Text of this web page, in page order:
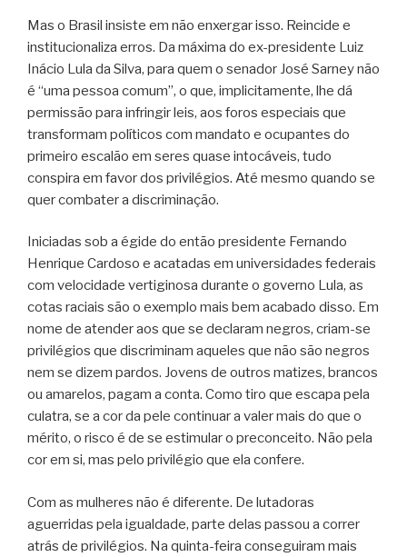
Mas o Brasil insiste em não enxergar isso. Reincide e
institucionaliza erros. Da máxima do ex-presidente Luiz
Inácio Lula da Silva, para quem o senador José Sarney não
é “uma pessoa comum”, o que, implicitamente, lhe dá
permissão para infringir leis, aos foros especiais que
transformam políticos com mandato e ocupantes do
primeiro escalão em seres quase intocáveis, tudo
conspira em favor dos privilégios. Até mesmo quando se
quer combater a discriminação.
Iniciadas sob a égide do então presidente Fernando
Henrique Cardoso e acatadas em universidades federais
com velocidade vertiginosa durante o governo Lula, as
cotas raciais são o exemplo mais bem acabado disso. Em
nome de atender aos que se declaram negros, criam-se
privilégios que discriminam aqueles que não são negros
nem se dizem pardos. Jovens de outros matizes, brancos
ou amarelos, pagam a conta. Como tiro que escapa pela
culatra, se a cor da pele continuar a valer mais do que o
mérito, o risco é de se estimular o preconceito. Não pela
cor em si, mas pelo privilégio que ela confere.
Com as mulheres não é diferente. De lutadoras
aguerridas pela igualdade, parte delas passou a correr
atrás de privilégios. Na quinta-feira conseguiram mais